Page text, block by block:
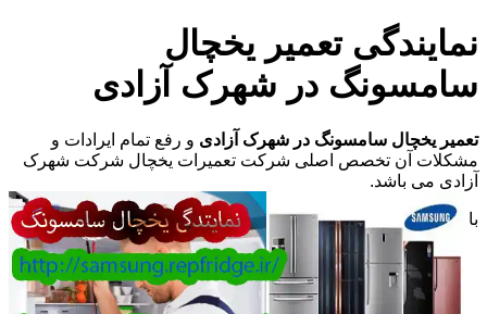
نمایندگی تعمیر یخچال
سامسونگ در شهرک آزادی
تعمیر یخچال سامسونگ در شهرک آزادی و رفع تمام ایرادات و
مشکلات آن تخصص اصلی شرکت تعمیرات یخچال شرکت شهرک
آزادی می باشد.
با